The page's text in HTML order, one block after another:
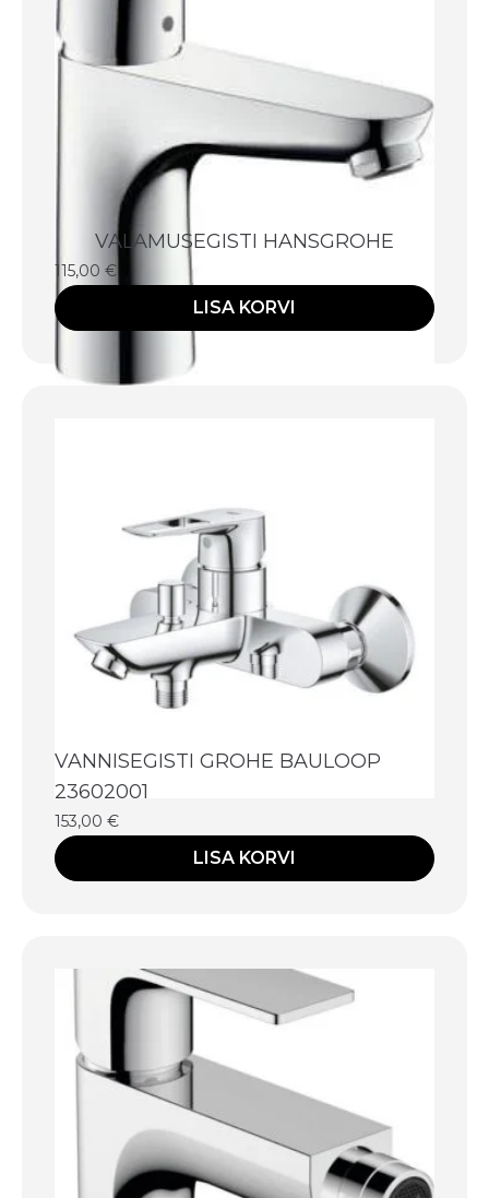
VALAMUSEGISTI HANSGROHE
115,00 €
LISA KORVI
VANNISEGISTI GROHE BAULOOP
23602001
153,00 €
LISA KORVI